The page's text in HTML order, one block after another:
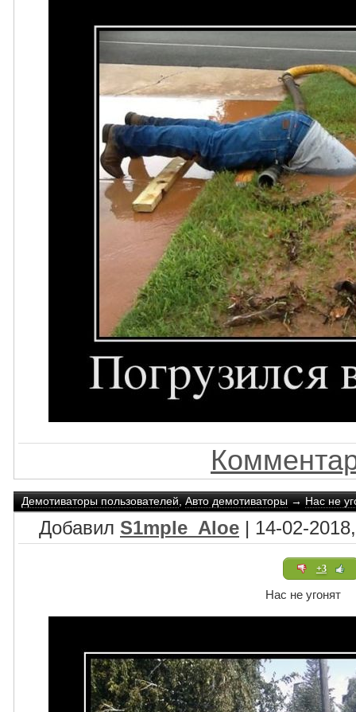
Демотиваторы пользователей,Авто демотиваторы→Нас не
Добавил S1mple_Aloe | 14-02-
+3
Нас не угонят